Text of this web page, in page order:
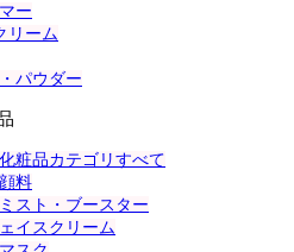
ー
リーム
パウダー
粧品カテゴリすべて
料
スト・ブースター
イスクリーム